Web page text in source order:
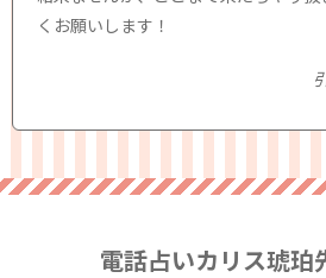
くお願いします！
電話占いカリス琥珀